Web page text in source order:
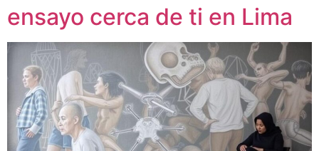
ensayo cerca de ti en Lima